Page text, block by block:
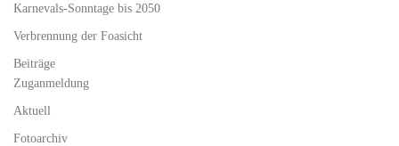
Karnevals-Sonntage bis 2050
Verbrennung der Foasicht
Beiträge
Zuganmeldung
Aktuell
Fotoarchiv